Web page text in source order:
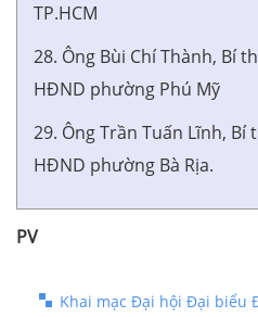
TP.HCM
28. Ông Bùi Chí Thành, Bí
HĐND phường Phú Mỹ
29. Ông Trần Tuấn Lĩnh,
HĐND phường Bà Rịa.
PV
Khai mạc Đại hội Đại biểu